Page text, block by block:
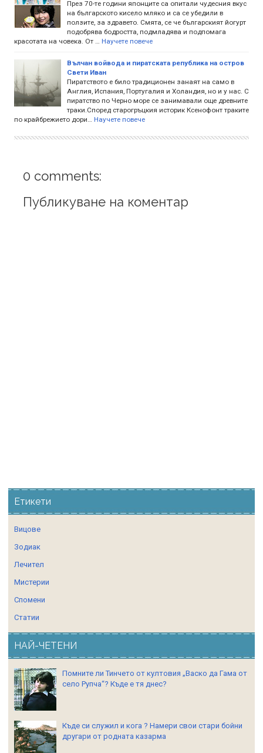
През 70-те години японците са опитали чудесния вкус
на българското кисело мляко и са се убедили в
ползите, за здравето. Смята, се че българският йогурт
подобрява бодростта, подмладява и подпомага
красотата на човека. От …
Научете повече
Вълчан войвода и пиратската република на остров
Свети Иван
Пиратството е било традиционен занаят на само в
Англия, Испания, Португалия и Холандия, но и у нас. С
пиратство по Черно море се занимавали още древните
траки.Според старогръцкия историк Ксенофонт траките
по крайбрежието дори…
Научете повече
0 comments:
Публикуване на коментар
Етикети
Вицове
Зодиак
Лечител
Мистерии
Спомени
Статии
НАЙ-ЧЕТЕНИ
Помните ли Тинчето от култовия „Васко да Гама от
село Рупча“? Къде е тя днес?
Къде си служил и кога ? Намери свои стари бойни
другари от родната казарма